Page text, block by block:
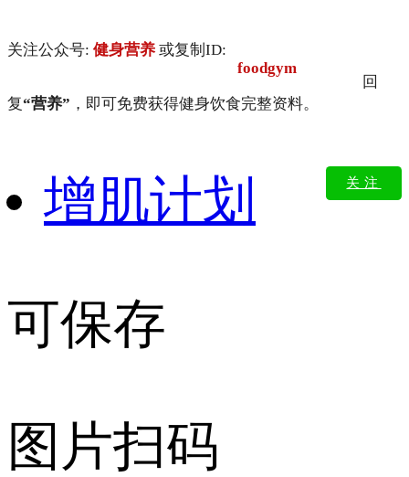
关注公众号: 健身营养 或复制ID:
foodgym
回
复“营养” ，即可免费获得健身饮食完整资料。
增肌计划 关注
可保存
图片扫码